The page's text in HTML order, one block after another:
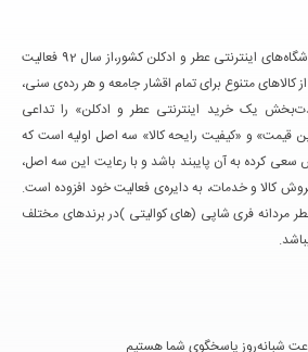
تکین مد یکی از بزرگ‌ترین فروشگاه‌های اینترنتی عطر و ادکلن کشور،از سال 92 فعالیت
کالاهای متنوع برای تمام اقشار جامعه و هر رده‌ی سنی،
یک خرید اینترنتی عطر و ادکلن» را تداعی
قیمت» و «کیفیت رایحه کالا» سه اصل اولیه است که
کرده به آن پایبند باشد و با رعایت این سه اصل،
کالا و خدمات، به دایره‌ی فعالیت خود افزوده است.
عطر مردانه فری شاپی (های کوالیتی )در برندهای مختلف